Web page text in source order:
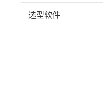
选型软件